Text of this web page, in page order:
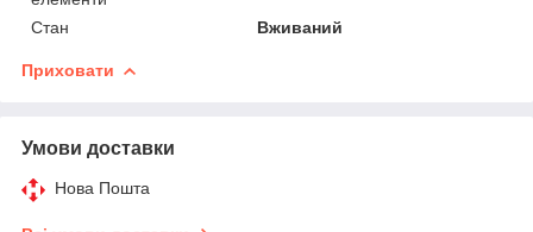
Стан Вживаний
Приховати
Умови доставки
Нова Пошта